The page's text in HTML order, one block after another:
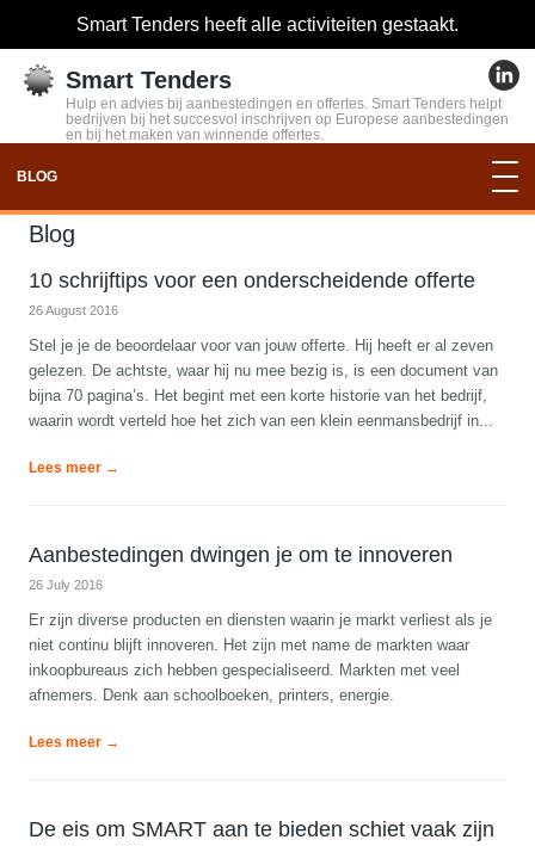
Smart Tenders heeft alle activiteiten gestaakt.
Smart Tenders
Hulp en advies bij aanbestedingen en offertes. Smart Tenders helpt
bedrijven bij het succesvol inschrijven op Europese aanbestedingen
en bij het maken van winnende offertes.
BLOG
Blog
10 schrijftips voor een onderscheidende offerte
26 August 2016
Stel je je de beoordelaar voor van jouw offerte. Hij heeft er al zeven
gelezen. De achtste, waar hij nu mee bezig is, is een document van
bijna 70 pagina’s. Het begint met een korte historie van het bedrijf,
waarin wordt verteld hoe het zich van een klein eenmansbedrijf in...
Lees meer →
Aanbestedingen dwingen je om te innoveren
26 July 2016
Er zijn diverse producten en diensten waarin je markt verliest als je
niet continu blijft innoveren. Het zijn met name de markten waar
inkoopbureaus zich hebben gespecialiseerd. Markten met veel
afnemers. Denk aan schoolboeken, printers, energie.
Lees meer →
De eis om SMART aan te bieden schiet vaak zijn